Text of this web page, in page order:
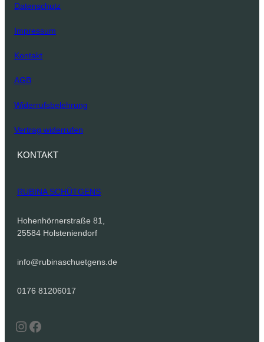
Datenschutz
Impressum
Kontakt
AGB
Widerrufsbelehrung
Vertrag widerrufen
KONTAKT
RUBINA SCHÜTGENS
Hohenhörnerstraße 81,
25584 Holsteniendorf
info@rubinaschuetgens.de
0176 81206017
Instagram Facebook